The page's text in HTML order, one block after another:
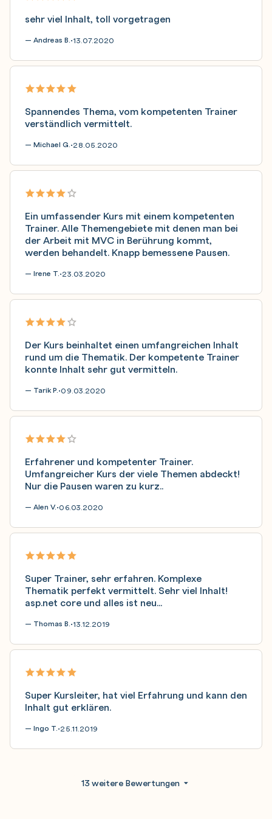
sehr viel Inhalt, toll vorgetragen
— Andreas B.•13.07.2020
Spannendes Thema, vom kompetenten Trainer
verständlich vermittelt.
— Michael G.•28.05.2020
Ein umfassender Kurs mit einem kompetenten
Trainer. Alle Themengebiete mit denen man bei
der Arbeit mit MVC in Berührung kommt,
werden behandelt. Knapp bemessene Pausen.
— Irene T.•23.03.2020
Der Kurs beinhaltet einen umfangreichen Inhalt
rund um die Thematik. Der kompetente Trainer
konnte Inhalt sehr gut vermitteln.
— Tarik P.•09.03.2020
Erfahrener und kompetenter Trainer.
Umfangreicher Kurs der viele Themen abdeckt!
Nur die Pausen waren zu kurz..
— Alen V.•06.03.2020
Super Trainer, sehr erfahren. Komplexe
Thematik perfekt vermittelt. Sehr viel Inhalt!
asp.net core und alles ist neu...
— Thomas B.•13.12.2019
Super Kursleiter, hat viel Erfahrung und kann den
Inhalt gut erklären.
— Ingo T.•25.11.2019
13 weitere Bewertungen